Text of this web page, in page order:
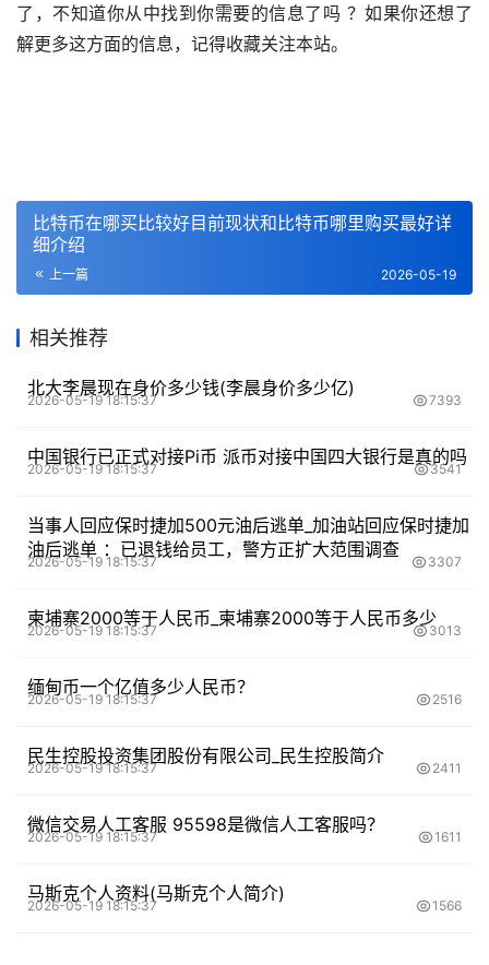
了，不知道你从中找到你需要的信息了吗 ？如果你还想了
解更多这方面的信息，记得收藏关注本站。
比特币在哪买比较好目前现状和比特币哪里购买最好详
细介绍
上一篇 2026-05-19
相关推荐
北大李晨现在身价多少钱(李晨身价多少亿)
2026-05-19 18:15:37 7393
中国银行已正式对接Pi币 派币对接中国四大银行是真的吗
2026-05-19 18:15:37 3541
当事人回应保时捷加500元油后逃单_加油站回应保时捷加
油后逃单 ：已退钱给员工，警方正扩大范围调查
2026-05-19 18:15:37 3307
柬埔寨2000等于人民币_柬埔寨2000等于人民币多少
2026-05-19 18:15:37 3013
缅甸币一个亿值多少人民币？
2026-05-19 18:15:37 2516
民生控股投资集团股份有限公司_民生控股简介
2026-05-19 18:15:37 2411
微信交易人工客服 95598是微信人工客服吗？
2026-05-19 18:15:37 1611
马斯克个人资料(马斯克个人简介)
2026-05-19 18:15:37 1566